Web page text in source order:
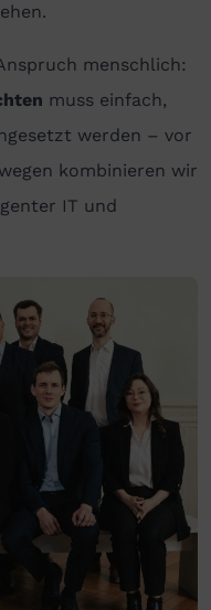
menschlich:
muss einfach,
werden – vor
kombinieren wir
IT und